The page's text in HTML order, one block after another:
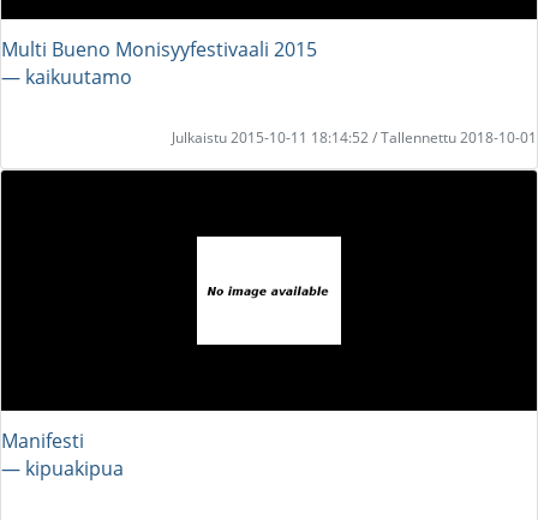
Multi Bueno Monisyyfestivaali 2015
― kaikuutamo
Julkaistu 2015-10-11 18:14:52 / Tallennettu 2018-10-01
Manifesti
― kipuakipua